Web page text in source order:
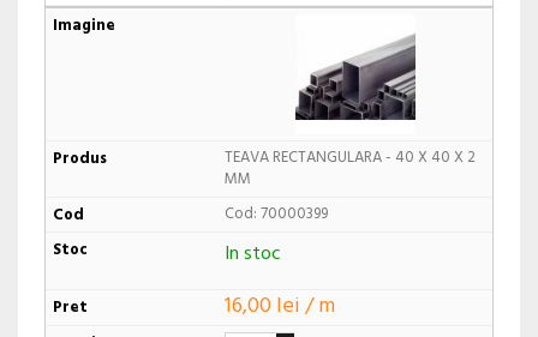
TEAVA RECTANGULARA - 40 X 40 X 2
MM
Cod: 70000399
In stoc
16,00 lei / m